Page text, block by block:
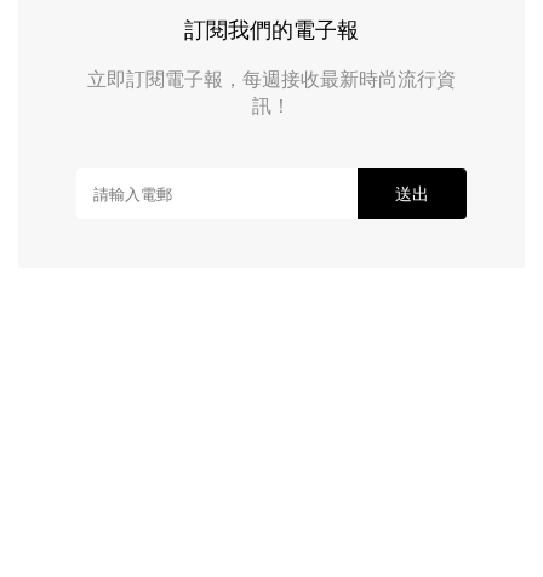
訂閱我們的電子報
立即訂閱電子報，每週接收最新時尚流行資
訊！
送出